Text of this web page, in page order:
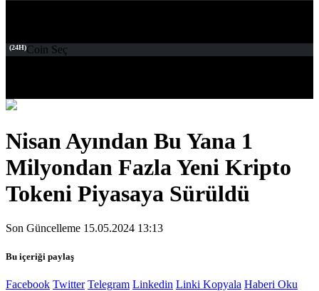
(24H)Coin Seç
Nisan Ayından Bu Yana 1
Milyondan Fazla Yeni Kripto
Tokeni Piyasaya Sürüldü
Son Güncelleme 15.05.2024 13:13
Bu içeriği paylaş
Facebook Twitter Telegram Linkedin Linki Kopyala Haberi Oku